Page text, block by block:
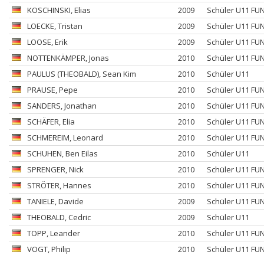
KOSCHINSKI, Elias 2009
Schüler U11
LOECKE, Tristan 2009
Schüler U11
LOOSE, Erik 2009
Schüler U11
NOTTENKÄMPER, Jonas 2010
Schüler U11
PAULUS (THEOBALD), Sean Kim 2010
Schüler U11
PRAUSE, Pepe 2010
Schüler U11
SANDERS, Jonathan 2010
Schüler U11
SCHÄFER, Elia 2010
Schüler U11
SCHMEREIM, Leonard 2010
Schüler U11
SCHUHEN, Ben Eilas 2010
Schüler U11
SPRENGER, Nick 2010
Schüler U11
STRÖTER, Hannes 2010
Schüler U11
TANIELE, Davide 2009
Schüler U11
THEOBALD, Cedric 2009
Schüler U11
TOPP, Leander 2010
Schüler U11
VOGT, Philip 2010
Schüler U11